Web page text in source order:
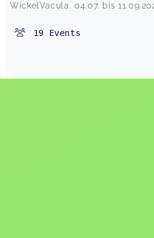
WickelVacula. 04.07. bis
19 Events